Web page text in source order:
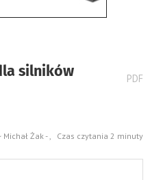
silników
PDF
Żak - , Czas czytania 2 minuty